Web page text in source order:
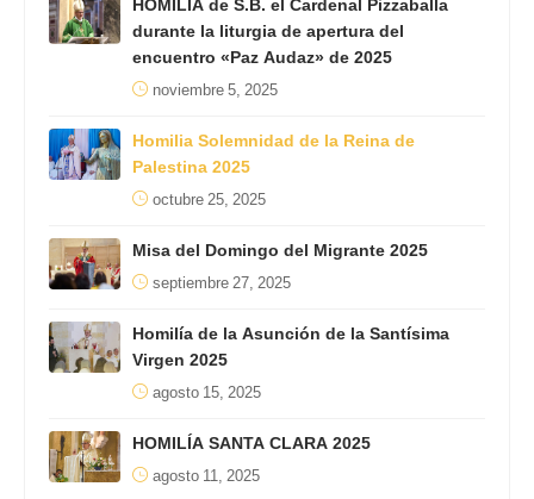
durante la liturgia de apertura del
encuentro «Paz Audaz» de 2025
noviembre 5, 2025
Homilia Solemnidad de la Reina de
Palestina 2025
octubre 25, 2025
Misa del Domingo del Migrante 2025
septiembre 27, 2025
Homilía de la Asunción de la Santísima
Virgen 2025
agosto 15, 2025
HOMILÍA SANTA CLARA 2025
agosto 11, 2025